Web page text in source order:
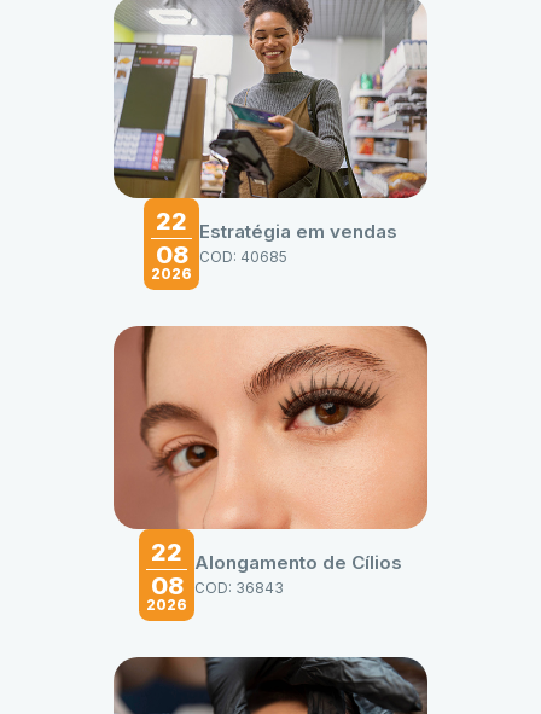
22
08
2026
Estratégia em vendas
COD: 40685
22
08
2026
Alongamento de Cílios
COD: 36843